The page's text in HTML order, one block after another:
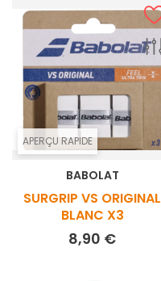
APERÇU RAPIDE
BABOLAT
SURGRIP VS ORIGINAL
BLANC X3
8,90 €Prix